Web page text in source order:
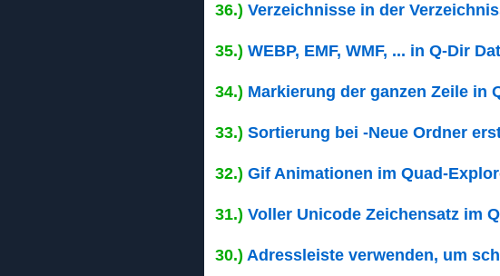
36.) Verzeichnisse in der
35.) WEBP, EMF, WMF, ... in Q-Dir
34.) Markierung der ganzen Zeile in
33.) Sortierung bei -Neue Ordner
32.) Gif Animationen im Quad-
31.) Voller Unicode Zeichensatz im
30.) Adressleiste verwenden, um